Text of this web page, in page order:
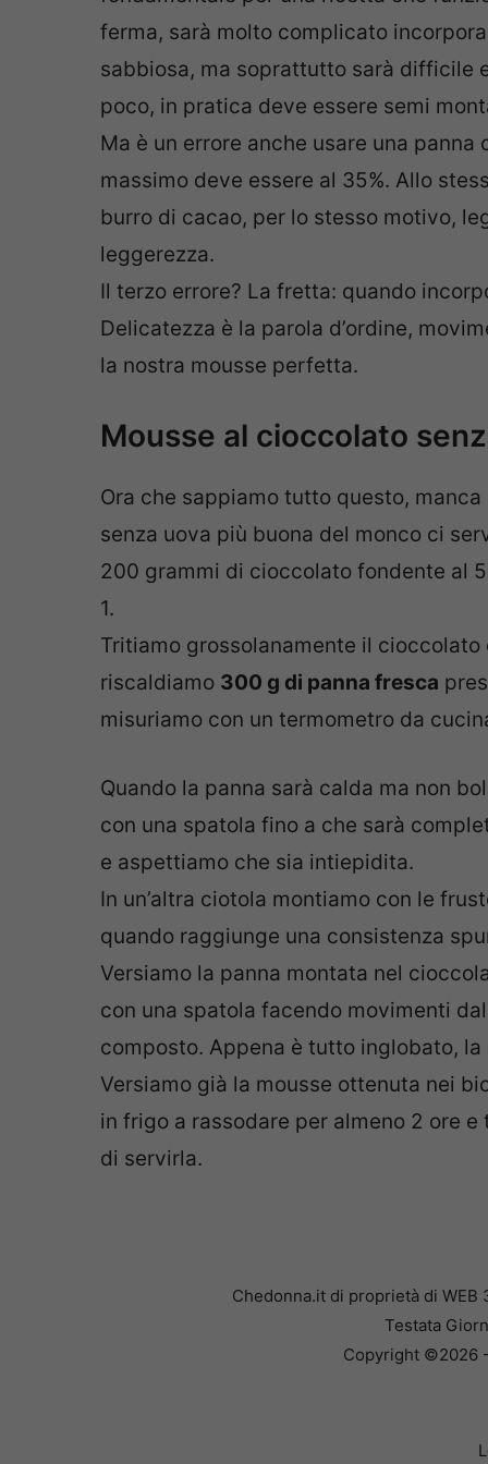
ferma, sarà molto complicato
sabbiosa, ma soprattutto sarà difficile
poco, in pratica deve essere semi
Ma è un errore anche usare una
massimo deve essere al 35%. Allo
burro di cacao, per lo stesso motivo,
leggerezza.
Il terzo errore? La fretta: quando
Delicatezza è la parola d’ordine,
la nostra mousse perfetta.
Mousse al cioccolato
Ora che sappiamo tutto questo,
senza uova più buona del monco ci
200 grammi di cioccolato fondente al
1.
Tritiamo grossolanamente il
riscaldiamo 300 g di panna fresca
misuriamo con un termometro da
Quando la panna sarà calda ma non
con una spatola fino a che sarà
e aspettiamo che sia intiepidita.
In un’altra ciotola montiamo con le
quando raggiunge una consistenza
Versiamo la panna montata nel
con una spatola facendo movimenti
composto. Appena è tutto inglobato,
Versiamo già la mousse ottenuta nei
in frigo a rassodare per almeno 2 ore
di servirla.
Chedonna.it di proprietà di WEB
Testata
Copyright ©2026